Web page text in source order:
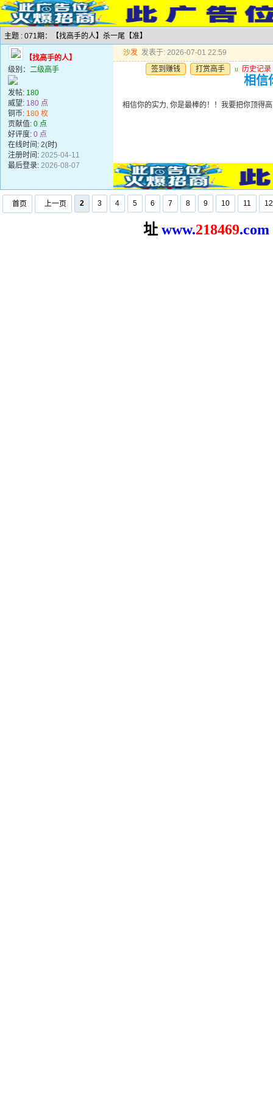
主题 : 071期：【找高手的人】杀一尾【准】
【找高手的人】
级别： 二级高手
发帖: 180
威望: 180 点
铜币: 180 枚
贡献值: 0 点
好评度: 0 点
在线时间: 2(时)
注册时间: 2025-04-11
最后登录: 2026-08-07
沙发 发表于: 2026-07-01 22:59
签到赚钱
打赏高手 u 历史记录
相信
相信你的实力, 你是最棒的！！我要把你顶得
首页 上一页 2 3 4 5 6 7 8 9 10 11 12
址 www.218469.com